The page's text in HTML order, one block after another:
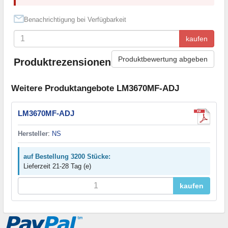
Benachrichtigung bei Verfügbarkeit
kaufen
Produktrezensionen Produktbewertung abgeben
Weitere Produktangebote LM3670MF-ADJ
LM3670MF-ADJ
Hersteller: NS
auf Bestellung 3200 Stücke:
Lieferzeit 21-28 Tag (e)
kaufen